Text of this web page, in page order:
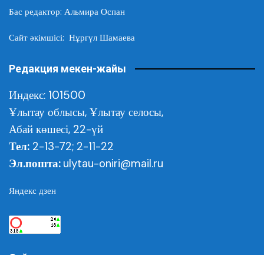
Бас редактор: Альмира Оспан
Сайт әкімшісі: Нұргүл Шамаева
Редакция мекен-жайы
Индекс: 101500
Ұлытау облысы, Ұлытау селосы,
Абай көшесі, 22-үй
Тел: 2-13-72; 2-11-22
Эл.пошта: ulytau-oniri@mail.ru
Яндекс дзен